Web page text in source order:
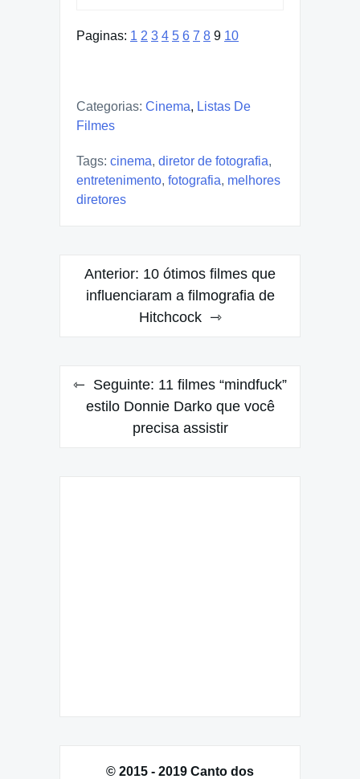
Paginas: 1 2 3 4 5 6 7 8 9 10
Categorias: Cinema, Listas De
Filmes
Tags: cinema, diretor de fotografia,
entretenimento, fotografia, melhores
diretores
Navegação
Anterior: 10 ótimos filmes que
influenciaram a filmografia de
Hitchcock
Seguinte: 11 filmes “mindfuck”
estilo Donnie Darko que você
precisa assistir
© 2015 - 2019 Canto dos